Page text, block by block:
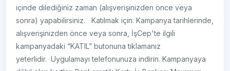
içinde dilediğiniz zaman (alışverişinizden önce veya
sonra) yapabilirsiniz. Katılmak için: Kampanya tarihlerinde,
alışverişinizden önce veya sonra, İşCep'te ilgili
kampanyadaki “KATIL” butonuna tıklamanız
yeterlidir. Uygulamayı telefonunuza indirin. Kampanyaya